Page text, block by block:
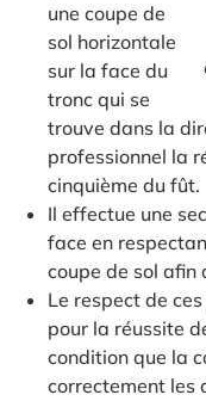
une coupe de
sol horizontale
sur la face du
tronc qui se
trouve dans la
professionnel la
cinquième du fût.
Il effectue une
face en
coupe de sol afin
Le respect de
pour la réussite
condition que la
correctement les